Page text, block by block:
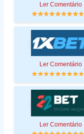
Ler Comentário
Ler Comentário
Ler Comentário